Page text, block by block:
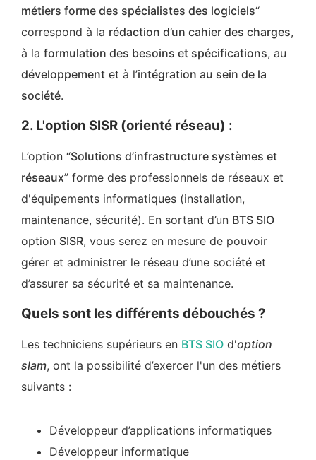
métiers forme des spécialistes des logiciels“
correspond à la rédaction d’un cahier des charges,
à la formulation des besoins et spécifications, au
développement et à l’intégration au sein de la
société.
2. L'option SISR (orienté réseau) :
L’option “Solutions d’infrastructure systèmes et
réseaux” forme des professionnels de réseaux et
d'équipements informatiques (installation,
maintenance, sécurité). En sortant d’un BTS SIO
option SISR, vous serez en mesure de pouvoir
gérer et administrer le réseau d’une société et
d’assurer sa sécurité et sa maintenance.
Quels sont les différents débouchés ?
Les techniciens supérieurs en BTS SIO d'option
slam, ont la possibilité d’exercer l'un des métiers
suivants :
Développeur d’applications informatiques
Développeur informatique